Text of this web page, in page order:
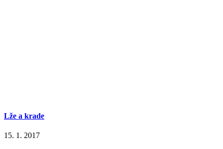
Lže a krade
15. 1. 2017